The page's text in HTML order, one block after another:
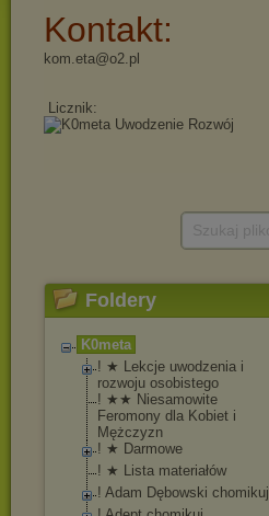
Foldery
K0meta
! ★ Lekcje uwodzenia i
rozwoju osobistego
! ★★ Niesamowite
Feromony dla Kobiet i
Mężczyzn
! ★ Darmowe
! ★ Lista materiałów
! Adam Dębowski chomikuj